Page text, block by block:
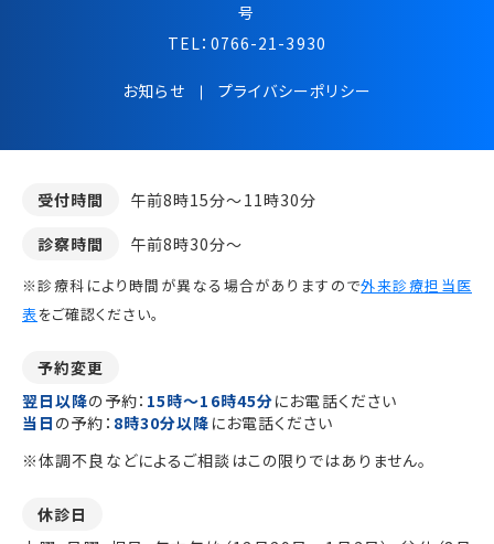
号
TEL： 0766-21-3930
お知らせ プライバシーポリシー
受付時間
午前8時15分～11時30分
診察時間
午前8時30分～
※診療科により時間が異なる場合がありますので外来診療担当医
表をご確認ください。
予約変更
翌日以降の予約： 15時～16時45分にお電話ください
当日 の予約： 8時30分以降 にお電話ください
※体調不良などによるご相談はこの限りではありません。
休診日